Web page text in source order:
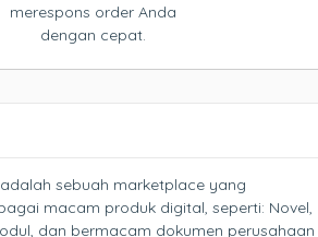
merespons order Anda
dengan cepat.
adalah sebuah marketplace yang
macam produk digital, seperti: Novel,
dan bermacam dokumen perusahaan